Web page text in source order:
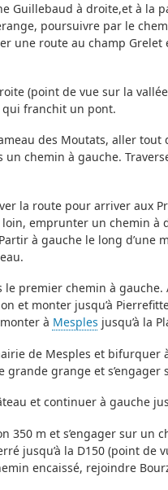
Guillebaud à droite,et à la
poursuivre par le
une route au champ
(point de vue sur la
qui franchit un pont.
des Moutats, aller
chemin à gauche.
la route pour arriver aux
emprunter un chemin
à gauche le long d’une
le premier chemin à
et monter jusqu’à
à Mesples jusqu’à la
de Mesples et
grande grange et
et continuer à gauche
350 m et s’engager sur un
jusqu’à la D150 (point de
encaissé, rejoindre